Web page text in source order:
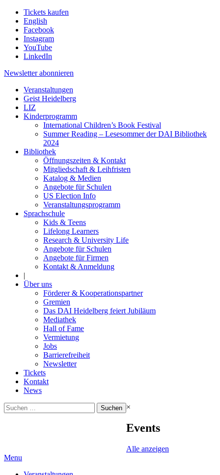
Tickets kaufen
English
Facebook
Instagram
YouTube
LinkedIn
Newsletter abonnieren
Veranstaltungen
Geist Heidelberg
LIZ
Kinderprogramm
International Children’s Book Festival
Summer Reading – Lesesommer der DAI Bibliothek
2024
Bibliothek
Öffnungszeiten & Kontakt
Mitgliedschaft & Leihfristen
Katalog & Medien
Angebote für Schulen
US Election Info
Veranstaltungsprogramm
Sprachschule
Kids & Teens
Lifelong Learners
Research & University Life
Angebote für Schulen
Angebote für Firmen
Kontakt & Anmeldung
|
Über uns
Förderer & Kooperationspartner
Gremien
Das DAI Heidelberg feiert Jubiläum
Mediathek
Hall of Fame
Vermietung
Jobs
Barrierefreiheit
Newsletter
Tickets
Kontakt
News
Suchen
nach:
×
Events
Alle anzeigen
Menu